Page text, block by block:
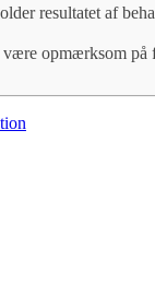
resultatet af
opmærksom på